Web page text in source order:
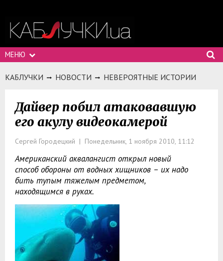
МЕНЮ
КАБЛУЧКИ НОВОСТИ НЕВЕРОЯТНЫЕ ИСТОРИИ
Дайвер побил атаковавшую
его акулу видеокамерой
Сергей Городецкий | Понедельник, 1 ноября 2010, 11:12
Американский аквалангист открыл новый
способ обороны от водных хищников – их надо
бить тупым тяжелым предметом,
находящимся в руках.